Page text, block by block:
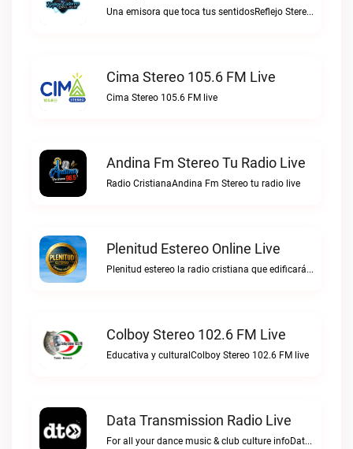
Una emisora que toca tus sentidosReflejo Stereo live
Cima Stereo 105.6 FM Live
Cima Stereo 105.6 FM live
Andina Fm Stereo Tu Radio Live
Radio CristianaAndina Fm Stereo tu radio live
Plenitud Estereo Online Live
Plenitud estereo la radio cristiana que edificará tu vida.Plenitud Estereo Online live
Colboy Stereo 102.6 FM Live
Educativa y culturalColboy Stereo 102.6 FM live
Data Transmission Radio Live
For all your dance music & club culture infoData Transmission Radio live